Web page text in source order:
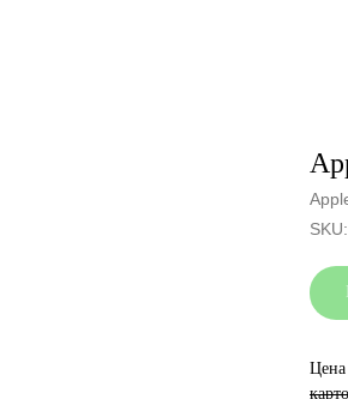
SKU:
Цена